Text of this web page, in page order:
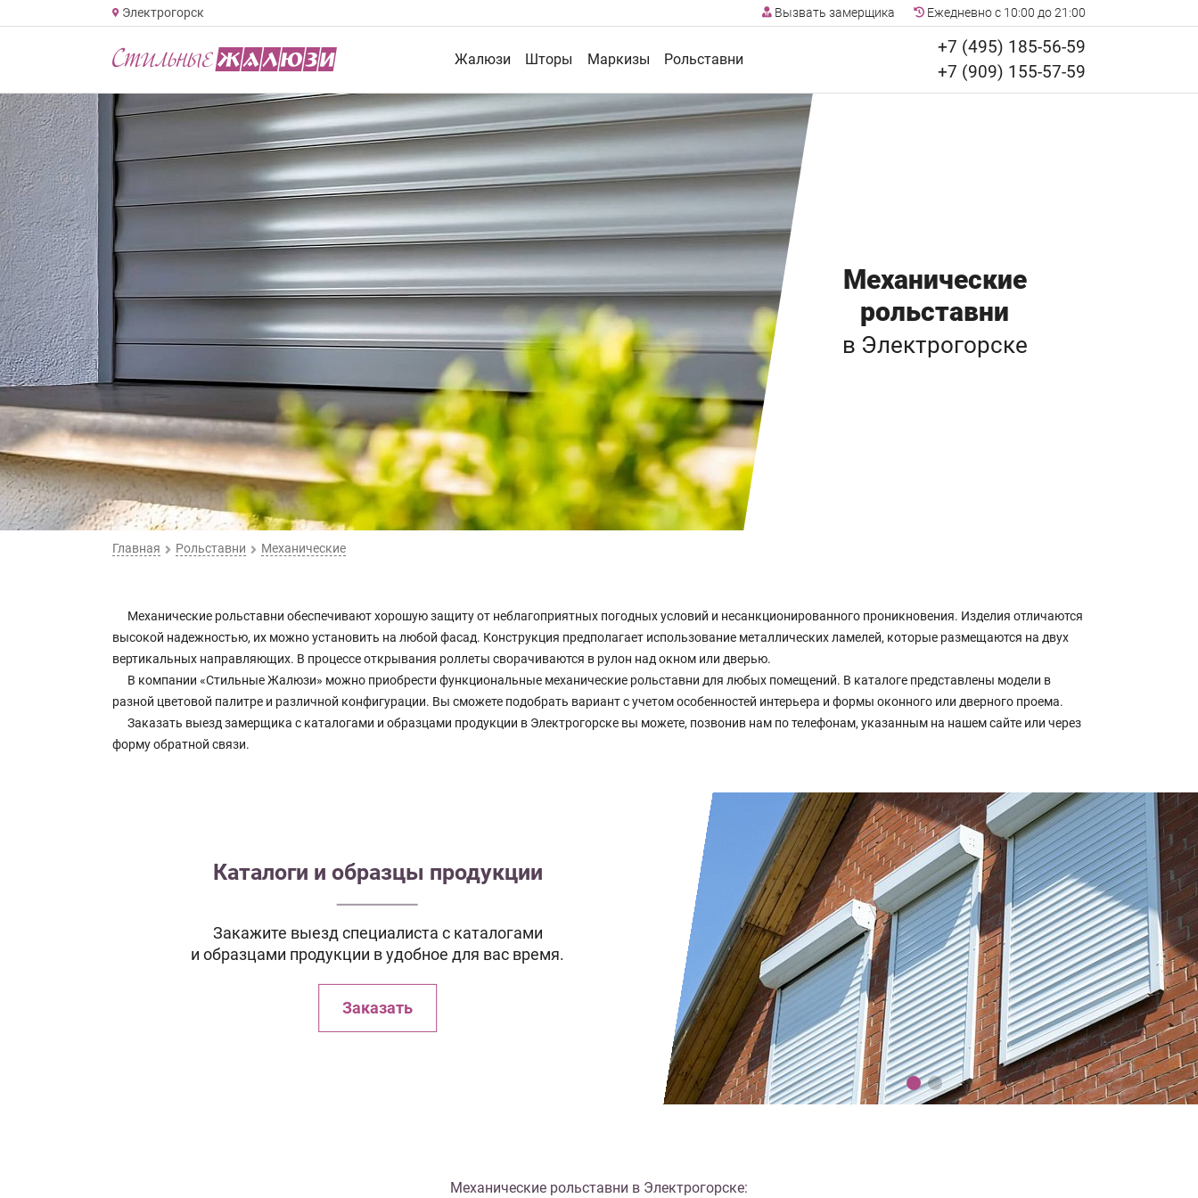
Электрогорск Вызвать замерщика Ежедневно с 10:00 до 21:00
Жалюзи Шторы Маркизы Рольставни
+7 (495) 185-56-59
+7 (909) 155-57-59
Механические
рольставни
в Электрогорске
Главная Рольставни Механические
Механические рольставни обеспечивают хорошую защиту от неблагоприятных погодных условий и несанкционированного проникновения. Изделия отличаются
высокой надежностью, их можно установить на любой фасад. Конструкция предполагает использование металлических ламелей, которые размещаются на двух
вертикальных направляющих. В процессе открывания роллеты сворачиваются в рулон над окном или дверью.
В компании «Стильные Жалюзи» можно приобрести функциональные механические рольставни для любых помещений. В каталоге представлены модели в
разной цветовой палитре и различной конфигурации. Вы сможете подобрать вариант с учетом особенностей интерьера и формы оконного или дверного проема.
Заказать выезд замерщика с каталогами и образцами продукции в Электрогорске вы можете, позвонив нам по телефонам, указанным на нашем сайте или через
форму обратной связи.
Каталоги и образцы продукции
Закажите выезд специалиста с каталогами
и образцами продукции в удобное для вас время.
Заказать
Механические рольставни в Электрогорске: